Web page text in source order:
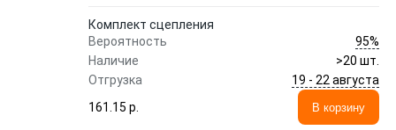
Комплект сцепления
Вероятность
95%
Наличие
>20 шт.
Отгрузка
19 - 22 августа
161.15 p.
В корзину